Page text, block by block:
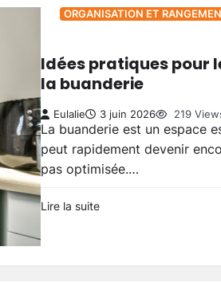
ORGANISATION ET
Idées pratiques pour
la buanderie
Eulalie 3 juin 2026 219
La buanderie est un espace
peut rapidement devenir
pas optimisée.…
Lire la suite